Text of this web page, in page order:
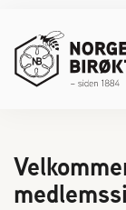
Kontakt oss